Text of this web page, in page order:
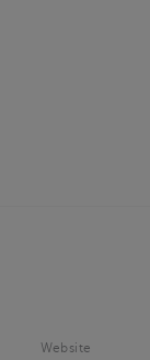
Website